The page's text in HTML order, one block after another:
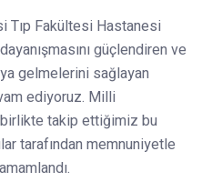
Tıp Fakültesi Hastanesi
güçlendiren ve
gelmelerini sağlayan
ediyoruz. Milli
birlikte takip ettiğimiz bu
tarafından memnuniyetle